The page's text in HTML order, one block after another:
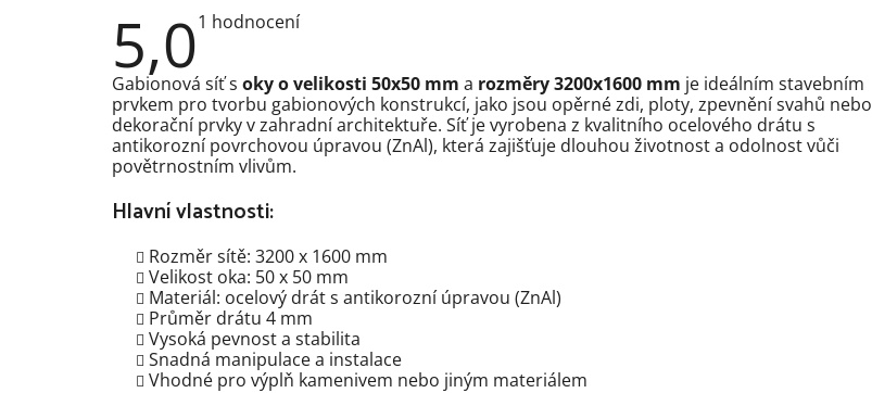
5,0Průměrné
je
5,0
z
5
hvězdiček.
1 hodnocení
Gabionová síť s oky o velikosti 50x50 mm a rozměry 3200x1600 mm je ideálním stavebním
prvkem pro tvorbu gabionových konstrukcí, jako jsou opěrné zdi, ploty, zpevnění svahů nebo
dekorační prvky v zahradní architektuře. Síť je vyrobena z kvalitního ocelového drátu s
antikorozní povrchovou úpravou (ZnAl), která zajišťuje dlouhou životnost a odolnost vůči
povětrnostním vlivům.
Hlavní vlastnosti:
Rozměr sítě: 3200 x 1600 mm
Velikost oka: 50 x 50 mm
Materiál: ocelový drát s antikorozní úpravou (ZnAl)
Průměr drátu 4 mm
Vysoká pevnost a stabilita
Snadná manipulace a instalace
Vhodné pro výplň kamenivem nebo jiným materiálem